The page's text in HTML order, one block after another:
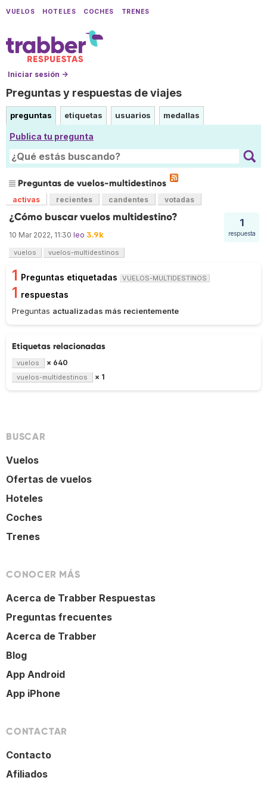
VUELOS HOTELES COCHES TRENES
Iniciar sesión →
Preguntas y respuestas de viajes
preguntas etiquetas usuarios medallas
Publica tu pregunta
Preguntas de vuelos-multidestinos
activas recientes candentes votadas
1
respuesta
¿Cómo buscar vuelos multidestino?
10 Mar 2022, 11:30 leo 3.9k
vuelos vuelos-multidestinos
1 Preguntas etiquetadas VUELOS-MULTIDESTINOS
1 respuestas
Preguntas actualizadas más recientemente
Etiquetas relacionadas
vuelos × 640
vuelos-multidestinos × 1
BUSCAR
Vuelos
Ofertas de vuelos
Hoteles
Coches
Trenes
CONOCER MÁS
Acerca de Trabber Respuestas
Preguntas frecuentes
Acerca de Trabber
Blog
App Android
App iPhone
CONTACTAR
Contacto
Afiliados